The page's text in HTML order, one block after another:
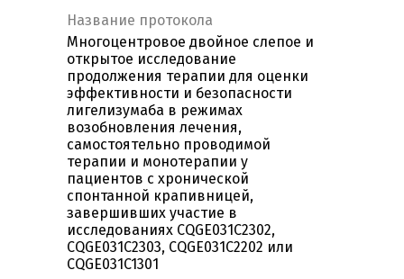
Название протокола
Многоцентровое двойное слепое и
открытое исследование
продолжения терапии для оценки
эффективности и безопасности
лигелизумаба в режимах
возобновления лечения,
самостоятельно проводимой
терапии и монотерапии у
пациентов с хронической
спонтанной крапивницей,
завершивших участие в
исследованиях CQGE031C2302,
CQGE031C2303, CQGE031C2202 или
CQGE031C1301